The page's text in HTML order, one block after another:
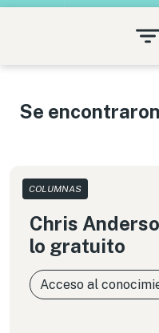
Se
COLUMNAS
Chris
lo gratuito
Acceso al